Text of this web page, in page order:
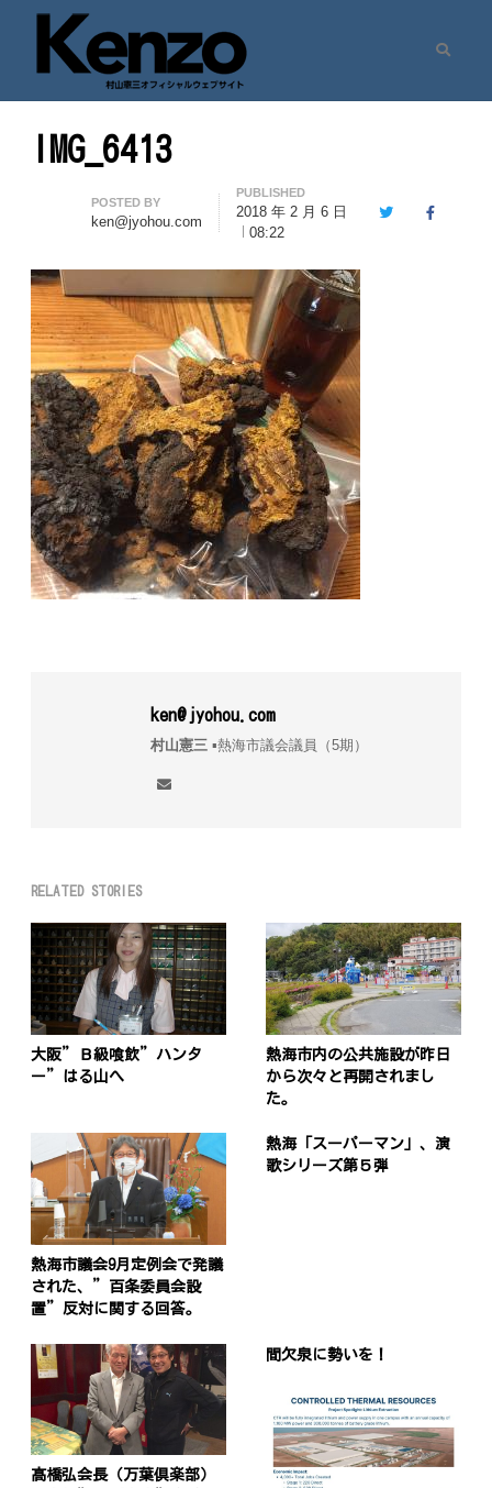
七転八起 – 村山憲三 Official Site
村山憲三ウェブサイト
IMG_6413
Author
POSTED BY
ken@jyohou.com
PUBLISHED
2018 年 2 月 6 日
08:22
TwitterFacebook
ken@jyohou.com
村山憲三▪︎熱海市議会議員（5期）
RELATED STORIES
大阪”Ｂ級喰飲”ハンタ
ー”はる山へ
熱海市内の公共施設が昨日
から次々と再開されまし
た。
熱海市議会9月定例会で発議
された、”百条委員会設
置”反対に関する回答。
熱海「スーパーマン」、演
歌シリーズ第５弾
髙橋弘会長（万葉倶楽部）
間欠泉に勢いを！